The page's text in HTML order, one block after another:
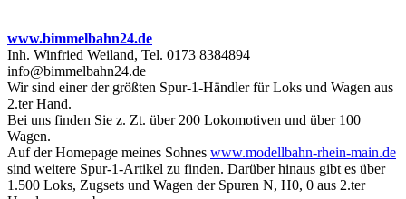
www.bimmelbahn24.de
Inh. Winfried Weiland, Tel. 0173 8384894
info@bimmelbahn24.de
Wir sind einer der größten Spur-1-Händler für Loks und Wagen aus
2.ter Hand.
Bei uns finden Sie z. Zt. über 200 Lokomotiven und über 100
Wagen.
Auf der Homepage meines Sohnes www.modellbahn-rhein-main.de
sind weitere Spur-1-Artikel zu finden. Darüber hinaus gibt es über
1.500 Loks, Zugsets und Wagen der Spuren N, H0, 0 aus 2.ter